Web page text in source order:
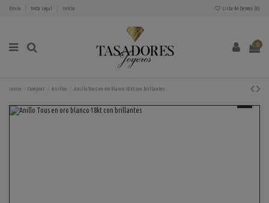
Envío Nota Legal Inicio Lista de Deseos (0)
0
Inicio Comprar Anillos Anillo Tous en oro blanco 18kt con brillantes